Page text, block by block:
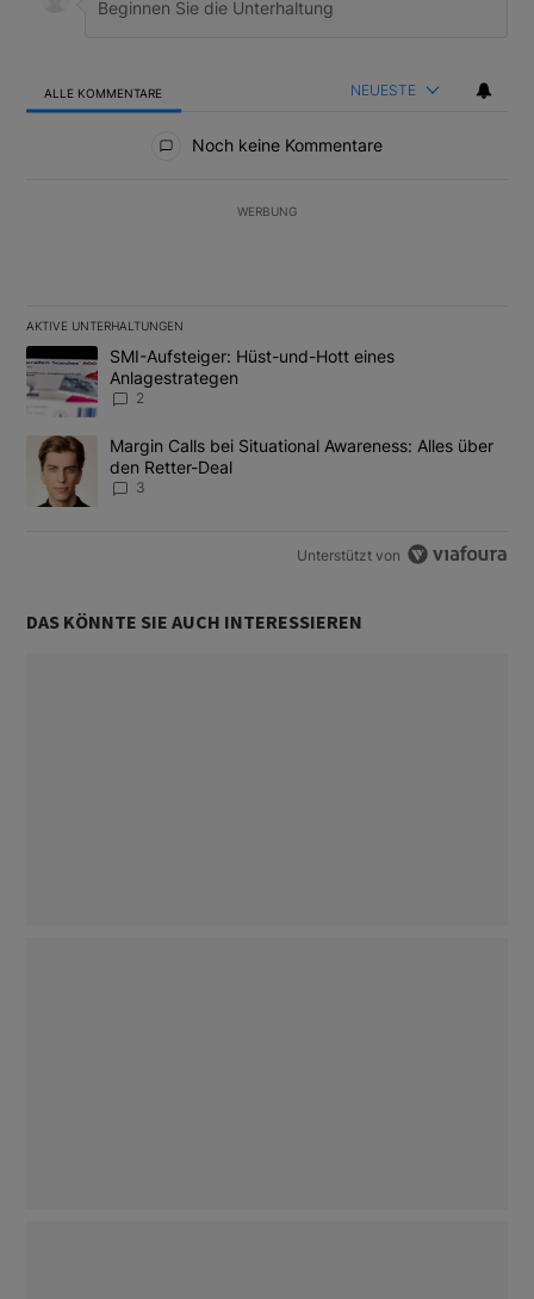
ALLE KOMMENTARE NEUESTE
Noch keine Kommentare
WERBUNG
AKTIVE UNTERHALTUNGEN
Das Folgende ist eine Liste der am meisten kommentierten
Ein Trendartikel mit dem Titel "SMI-Aufsteiger: Hüst-und-Hott
SMI-Aufsteiger: Hüst-und-Hott eines
Anlagestrategen
2
Ein Trendartikel mit dem Titel "Margin Calls bei Situational
Margin Calls bei Situational Awareness: Alles über
den Retter-Deal
3
Unterstützt von
DAS KÖNNTE SIE AUCH INTERESSIEREN